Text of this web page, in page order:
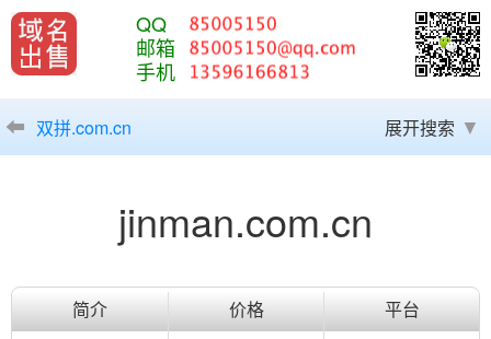
QQ
邮箱
手机
双拼.com.cn 展开搜索
jinman.com.cn
简介 价格
平台